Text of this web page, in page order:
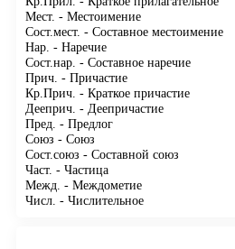
Мест. - Местоимение
Сост.мест. - Составное местоимение
Нар. - Наречие
Сост.нар. - Составное наречие
Прич. - Причастие
Кр.Прич. - Краткое причастие
Дееприч. - Деепричастие
Пред. - Предлог
Союз - Союз
Сост.союз - Составной союз
Част. - Частица
Межд. - Междометие
Числ. - Числительное